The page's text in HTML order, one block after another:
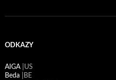
ODKAZY
AIGA|US
Beda |BE